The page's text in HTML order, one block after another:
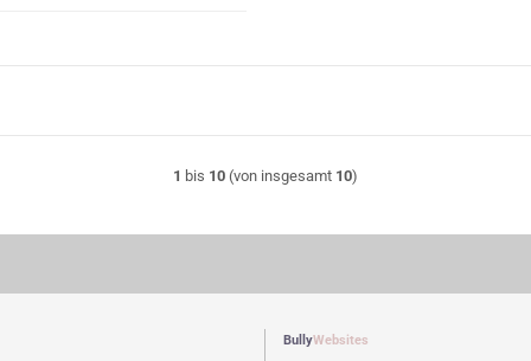
1 bis 10 (von insgesamt 10)
BullyWebsites